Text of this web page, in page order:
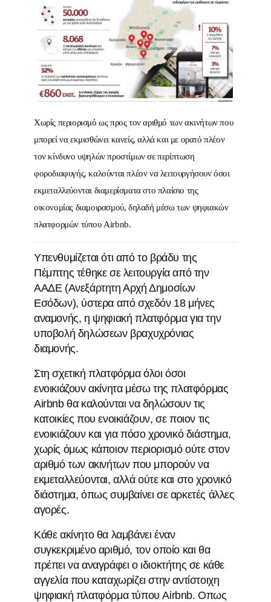
Χωρίς περιορισμό ως προς τον αριθμό των ακινήτων που
μπορεί να εκμισθώνει κανείς, αλλά και με ορατό πλέον
τον κίνδυνο υψηλών προστίμων σε περίπτωση
φοροδιαφυγής, καλούνται πλέον να λειτουργήσουν όσοι
εκμεταλλεύονται διαμερίσματα στο πλαίσιο της
οικονομίας διαμοιρασμού, δηλαδή μέσω των ψηφιακών
πλατφορμών τύπου Airbnb.
Υπενθυμίζεται ότι από το βράδυ της
Πέμπτης τέθηκε σε λειτουργία από την
ΑΑΔΕ (Ανεξάρτητη Αρχή Δημοσίων
Εσόδων), ύστερα από σχεδόν 18 μήνες
αναμονής, η ψηφιακή πλατφόρμα για την
υποβολή δηλώσεων βραχυχρόνιας
διαμονής.
Στη σχετική πλατφόρμα όλοι όσοι
ενοικιάζουν ακίνητα μέσω της πλατφόρμας
Airbnb θα καλούνται να δηλώσουν τις
κατοικίες που ενοικιάζουν, σε ποιον τις
ενοικιάζουν και για πόσο χρονικό διάστημα,
χωρίς όμως κάποιον περιορισμό ούτε στον
αριθμό των ακινήτων που μπορούν να
εκμεταλλεύονται, αλλά ούτε και στο χρονικό
διάστημα, όπως συμβαίνει σε αρκετές άλλες
αγορές.
Κάθε ακίνητο θα λαμβάνει έναν
συγκεκριμένο αριθμό, τον οποίο και θα
πρέπει να αναγράφει ο ιδιοκτήτης σε κάθε
αγγελία που καταχωρίζει στην αντίστοιχη
ψηφιακή πλατφόρμα τύπου Airbnb. Οπως